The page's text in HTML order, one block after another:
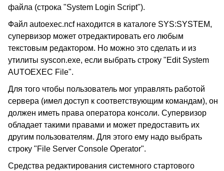
файла (строка "System Login Script").
Файл autoexec.ncf находится в каталоге SYS:SYSTEM,
супервизор может отредактировать его любым
текстовым редактором. Но можно это сделать и из
утилиты syscon.exe, если выбрать строку "Edit System
AUTOEXEC File".
Для того чтобы пользователь мог управлять работой
сервера (имел доступ к соответствующим командам), он
должен иметь права оператора консоли. Супервизор
обладает такими правами и может предоставить их
другим пользователям. Для этого ему надо выбрать
строку "File Server Console Operator".
Средства редактирования системного стартового